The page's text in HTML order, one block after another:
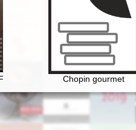
Chopina : katalog
Chopin gourmet